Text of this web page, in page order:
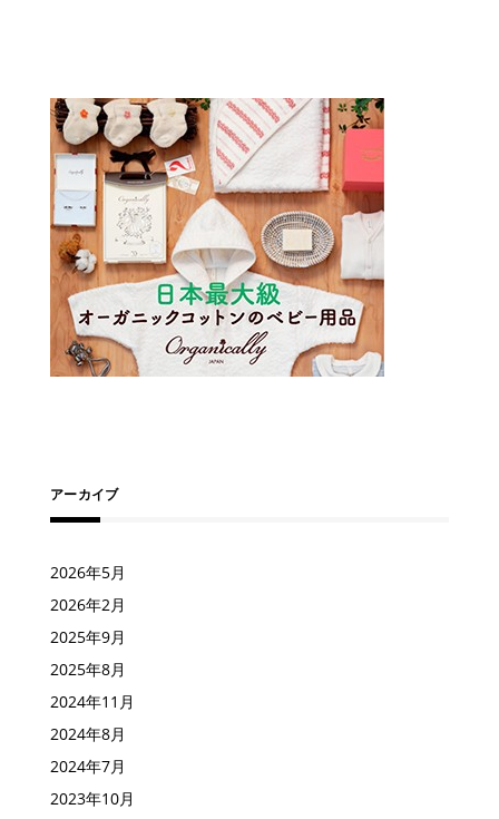
アーカイブ
2026年5月
2026年2月
2025年9月
2025年8月
2024年11月
2024年8月
2024年7月
2023年10月